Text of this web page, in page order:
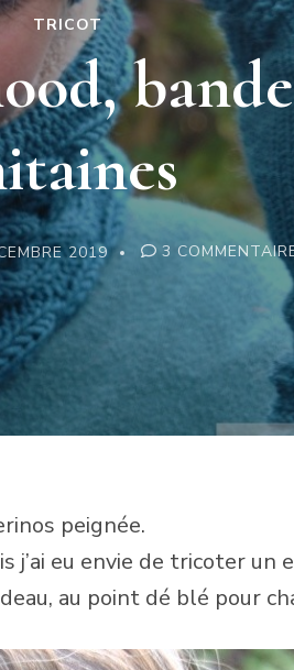
TRICOT
2019 3
peignée.
eu envie de tricoter
au point dé blé pour